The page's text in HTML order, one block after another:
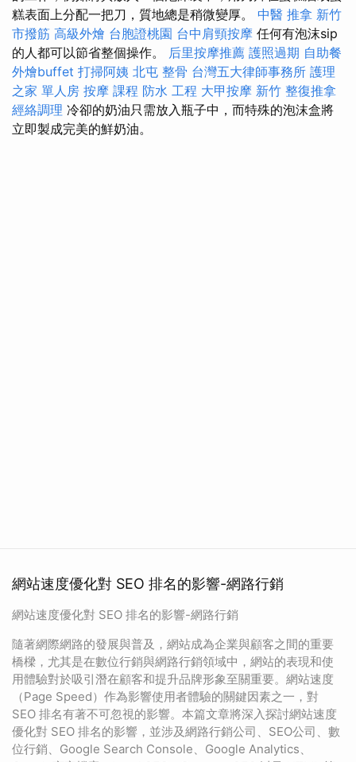
糕表面上分配一把刀，質地總是稍微變厚。 中醫 推拿 新竹
市撥筋 高級外燴 台胞證桃園 台中肩頸按摩 任何有泡沫sip
的人都可以節省整個操作。 后里按摩推薦 護照過期 自助餐
外燴buffet 打掃阿姨 北屯 整骨 台灣五大律師事務所 護理
之家 單人房 按摩 課程 防水 工程 大甲按摩 新竹 整復推拿
經絡調理 冷卻的奶油只需放入瓶子中，而特殊的泡沫盒將
立即製成完美的鮮奶油。
網站速度優化對 SEO 排名的影響-網路行銷
網站速度優化對 SEO 排名的影響-網路行銷
隨著網際網路的發展與普及，網站成為企業與顧客之間的重要
橋樑，尤其是在數位行銷與網路行銷領域中，網站的表現和使
用體驗對於吸引潛在顧客和提升品牌形象至關重要。網站速度
（Page Speed）作為影響使用者體驗的關鍵因素之一，對
SEO 排名有著不可忽視的影響。本篇文章將深入探討網站速度
優化對 SEO 排名的影響，並涉及網路行銷公司、SEO公司、數
位行銷、Google Search Console、Google Analytics、